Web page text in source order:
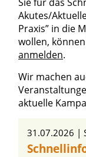
Akutes/
Praxis” in die
wollen,
anmelden.
Wir machen
aktuelle
Artikel
31.07.2026